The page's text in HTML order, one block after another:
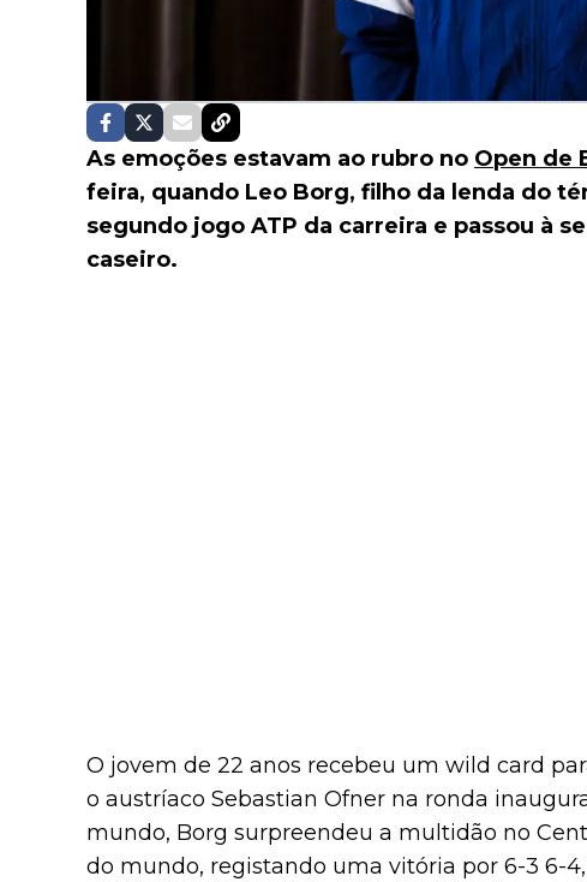
As emoções estavam ao rubro no Open de
feira, quando Leo Borg, filho da lenda do
segundo jogo ATP da carreira e passou à
caseiro.
O jovem de 22 anos recebeu um wild card
o austríaco Sebastian Ofner na ronda
mundo, Borg surpreendeu a multidão no
do mundo, registando uma vitória por 6-3 6-